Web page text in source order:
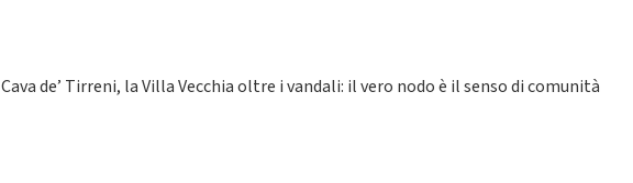
Cava de’ Tirreni, la Villa Vecchia oltre i vandali: il vero nodo è il senso di comunità